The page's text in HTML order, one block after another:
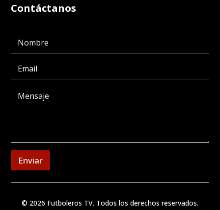
Contáctanos
Enviar
© 2026 Futboleros TV. Todos los derechos reservados.